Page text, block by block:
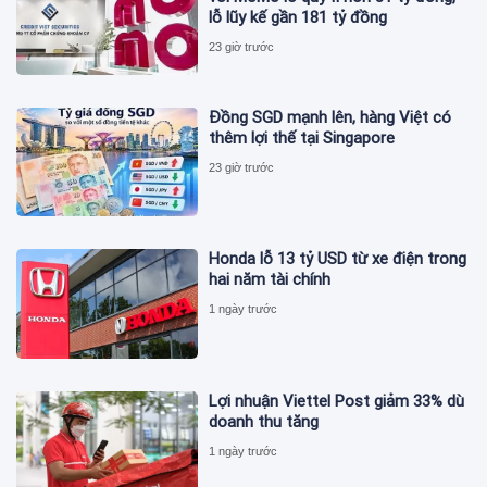
lỗ lũy kế gần 181 tỷ đồng
23 giờ trước
Đồng SGD mạnh lên, hàng Việt có
thêm lợi thế tại Singapore
23 giờ trước
Honda lỗ 13 tỷ USD từ xe điện trong
hai năm tài chính
1 ngày trước
Lợi nhuận Viettel Post giảm 33% dù
doanh thu tăng
1 ngày trước